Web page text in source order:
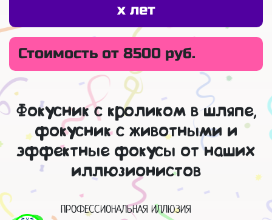
х лет
Стоимость от 8500 руб.
Фокусник с кроликом в шляпе,
фокусник с животными и
эффектные фокусы от наших
иллюзионистов
ПРОФЕССИОНАЛЬНАЯ ИЛЛЮЗИЯ